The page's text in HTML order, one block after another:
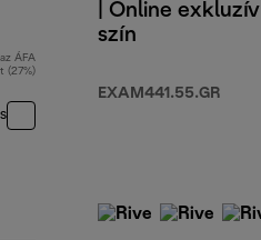
ár 149 990 Ft
az ÁFA
(27%)
| Online exkluzív
szín
EXAM441.55.GR